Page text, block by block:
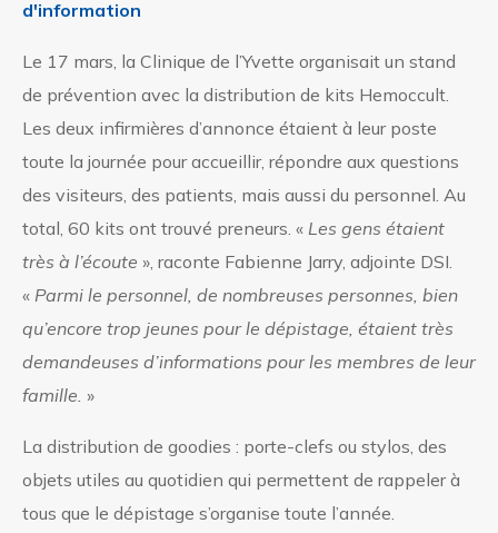
d'information
Le 17 mars, la Clinique de l’Yvette organisait un stand
de prévention avec la distribution de kits Hemoccult.
Les deux infirmières d’annonce étaient à leur poste
toute la journée pour accueillir, répondre aux questions
des visiteurs, des patients, mais aussi du personnel. Au
total, 60 kits ont trouvé preneurs. « Les gens étaient
très à l’écoute », raconte Fabienne Jarry, adjointe DSI.
« Parmi le personnel, de nombreuses personnes, bien
qu’encore trop jeunes pour le dépistage, étaient très
demandeuses d’informations pour les membres de leur
famille. »
La distribution de goodies : porte-clefs ou stylos, des
objets utiles au quotidien qui permettent de rappeler à
tous que le dépistage s’organise toute l’année.